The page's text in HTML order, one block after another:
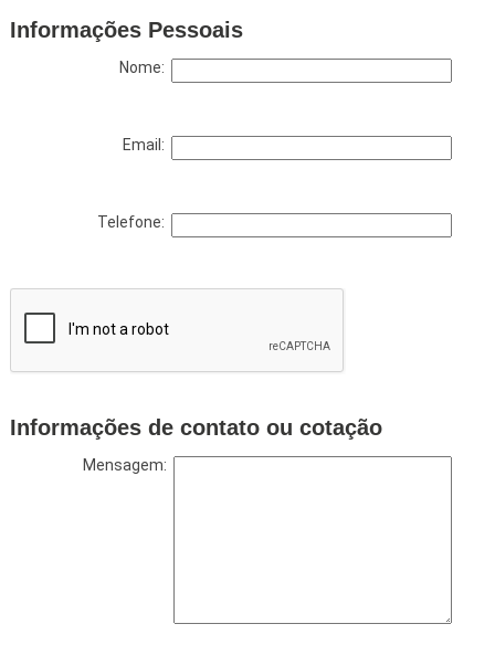
Informações Pessoais
Nome:
Email:
Telefone:
Informações de contato ou cotação
Mensagem: